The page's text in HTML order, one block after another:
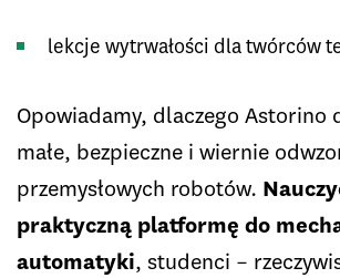
lekcje wytrwałości dla twórców
Opowiadamy, dlaczego Astorino
małe, bezpieczne i wiernie
przemysłowych robotów.
praktyczną platformę do
automatyki, studenci –